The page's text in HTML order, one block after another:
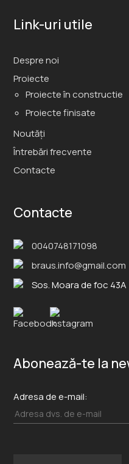
Link-uri utile
Despre noi
Proiecte
Proiecte în constructie
Proiecte finisate
Noutăți
Întrebări frecvente
Contacte
Contacte
0040748171098
braus.info@gmail.com
Sos. Moara de foc 43A
Abonează-te la
Adresa de e-mail: